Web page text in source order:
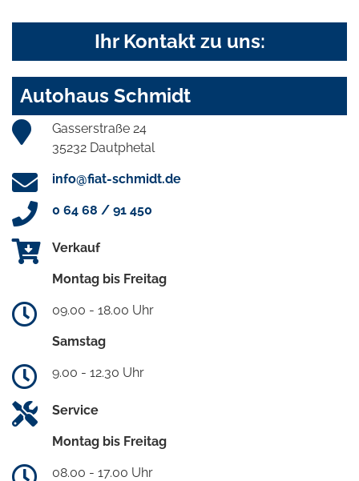
Ihr Kontakt zu uns:
Autohaus Schmidt
Gasserstraße 24
35232 Dautphetal
info@fiat-schmidt.de
0 64 68 / 91 450
Verkauf
Montag bis Freitag
09.00 - 18.00 Uhr
Samstag
9.00 - 12.30 Uhr
Service
Montag bis Freitag
08.00 - 17.00 Uhr